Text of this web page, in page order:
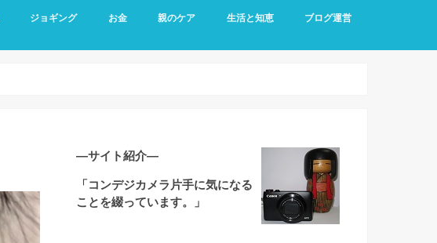
ジョギング お金 親のケア 生活と知恵 ブログ運営
―サイト紹介―
「コンデジカメラ片手に気になる
ことを綴っています。」